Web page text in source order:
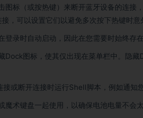
图标（或按热键）来断开蓝牙设备的连
，可以设置它们以避免多次按下热键时意
登录时自动启动，因此在您需要时始终存在
Dock图标，使其仅出现在菜单栏中。隐
或断开连接时运行Shell脚本，例如通知
魔术键盘一起使用，以确保电池电量不会